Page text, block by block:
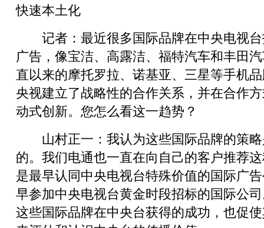
快速本土化
记者：最近很多国际品牌在中央电视台
广告，像宝洁、高露洁、福特汽车和丰田
直以来的摩托罗拉、诺基亚、三星等手机
央视建立了战略性的合作关系，并在合作
动式创新。您怎么看这一趋势？
山村正一：我认为这些国际品牌的策略
的。我们电通也一直在向自己的客户推荐
是最早认同中央电视台特殊价值的国际广
早参加中央电视台黄金时段招标的国际公
这些国际品牌在中央台获得的成功，也促